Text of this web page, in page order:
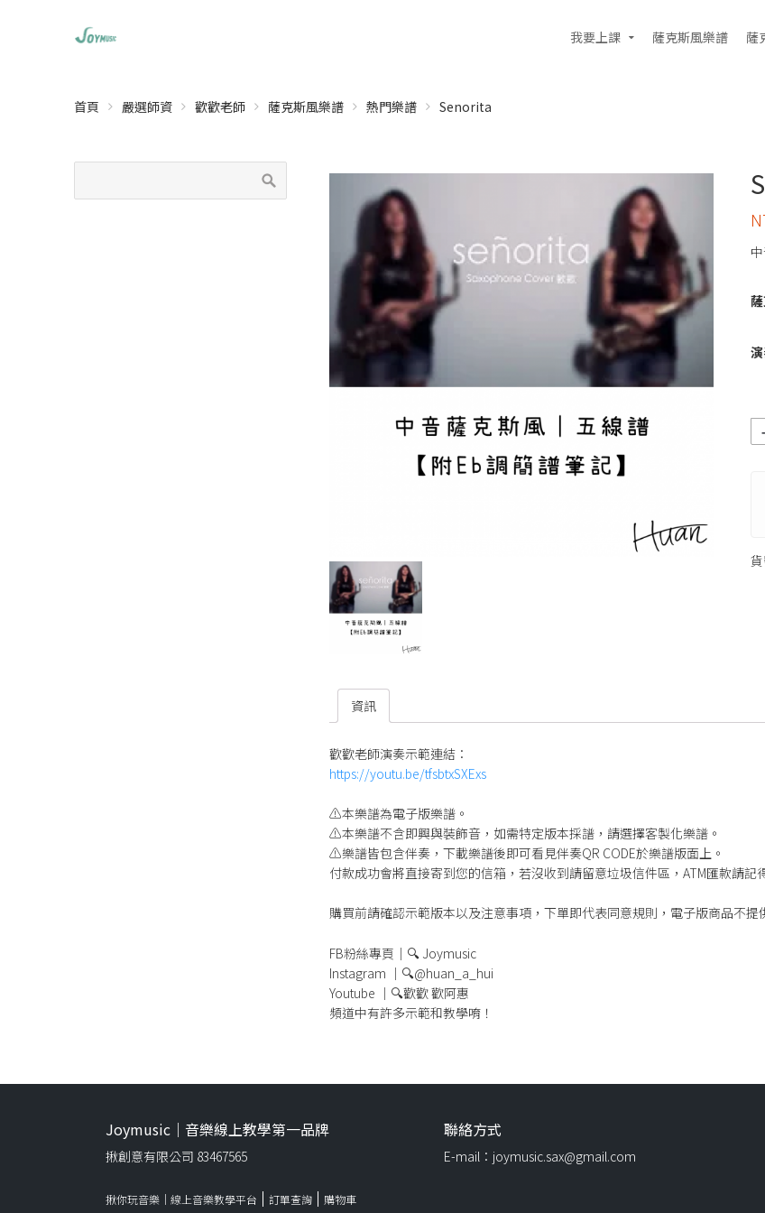
我要上課 薩克斯風樂譜 薩
首頁 嚴選師資 歡歡老師 薩克斯風樂譜 熱門樂譜 Senorita
量
資訊
歡歡老師演奏示範連結：
https://youtu.be/tfsbtxSXExs
⚠️本樂譜為電子版樂譜。
⚠️本樂譜不含即興與裝飾音，如需特定版本採譜，請選擇客製化樂譜。
⚠️樂譜皆包含伴奏，下載樂譜後即可看見伴奏QR CODE於樂譜版面上。
付款成功會將直接寄到您的信箱，若沒收到請留意垃圾信件區，ATM匯款請
購買前請確認示範版本以及注意事項，下單即代表同意規則，電子版商品不提
FB粉絲專頁｜🔍 Joymusic
Instagram ｜🔍@huan_a_hui
Youtube ｜🔍歡歡 歡阿惠
頻道中有許多示範和教學唷！
Joymusic｜音樂線上教學第一品牌
揪創意有限公司 83467565
揪你玩音樂｜線上音樂教學平台 訂單查詢 購物車
聯絡方式
E-mail：joymusic.sax@gmail.com